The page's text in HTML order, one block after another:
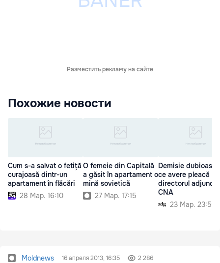
Разместить рекламу на сайте
Похожие новости
Cum s-a salvat o fetiță
curajoasă dintr-un
apartament în flăcări
28 Мар. 16:10
O femeie din Capitală
a găsit în apartament o
mină sovietică
27 Мар. 17:15
Demisie dubioasă:
ce avere pleacă
directorul adjunct
CNA
23 Мар. 23:59
Moldnews 16 апреля 2013, 16:35 2 286